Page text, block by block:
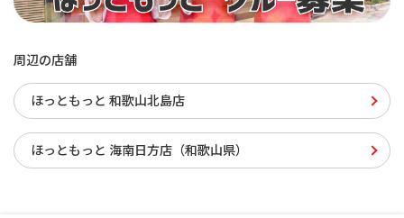
周辺の店舗
ほっともっと 和歌山北島店
ほっともっと 海南日方店（和歌山県）